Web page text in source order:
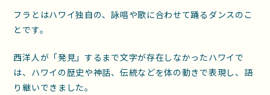
フラとはハワイ独自の、詠唱や歌に合わせて踊るダンスのこ
とです。
西洋人が「発見」するまで文字が存在しなかったハワイで
は、ハワイの歴史や神話、伝統などを体の動きで表現し、語
り継いできました。